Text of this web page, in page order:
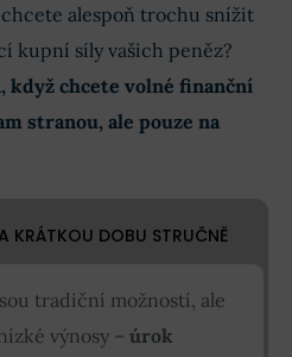
alespoň trochu snížit
kupní síly vašich peněz?
když chcete volné finanční
stranou, ale pouze na
KRÁTKOU DOBU STRUČNĚ
tradiční možností, ale
výnosy – úrok